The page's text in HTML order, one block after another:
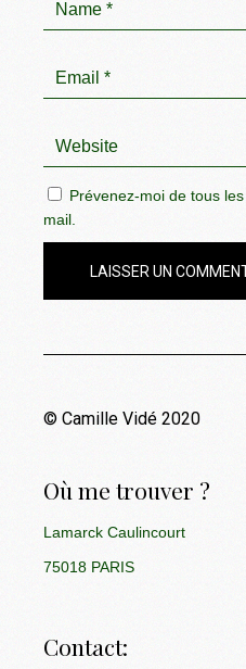
Prévenez-moi de tous
mail.
LAISSER UN
© Camille Vidé 2020
Où me trouver ?
Lamarck Caulincourt
75018 PARIS
Contact: